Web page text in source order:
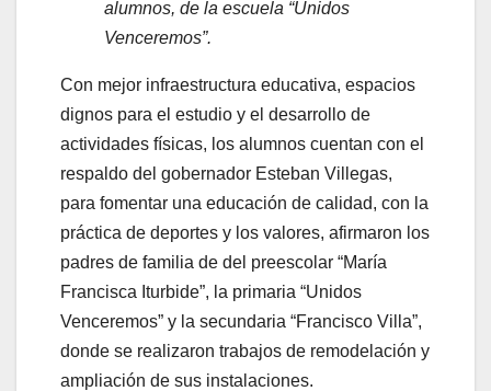
alumnos, de la escuela “Unidos
Venceremos”.
Con mejor infraestructura educativa, espacios
dignos para el estudio y el desarrollo de
actividades físicas, los alumnos cuentan con el
respaldo del gobernador Esteban Villegas,
para fomentar una educación de calidad, con la
práctica de deportes y los valores, afirmaron los
padres de familia de del preescolar “María
Francisca Iturbide”, la primaria “Unidos
Venceremos” y la secundaria “Francisco Villa”,
donde se realizaron trabajos de remodelación y
ampliación de sus instalaciones.